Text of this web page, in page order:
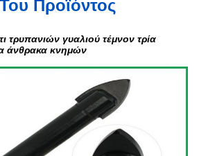
Προϊόντος
τρυπανιών γυαλιού τέμνον τρία
άνθρακα κνημών